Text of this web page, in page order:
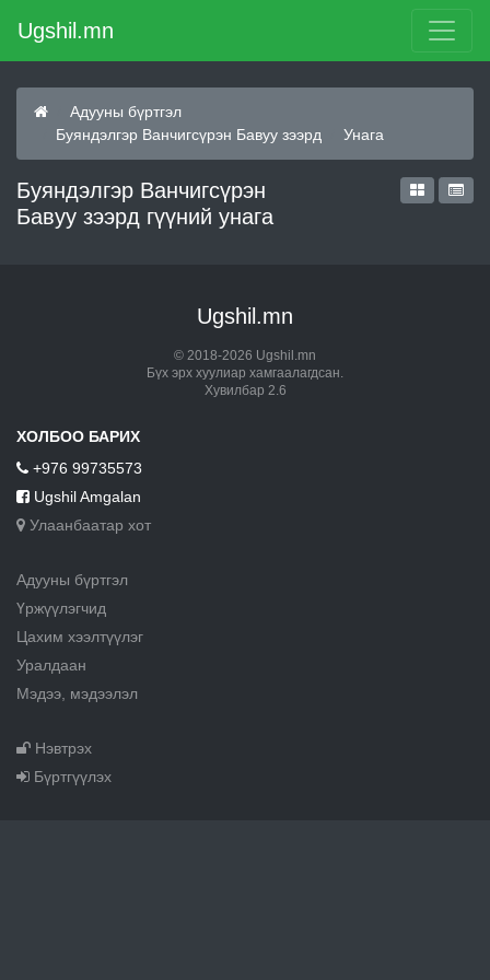
Ugshil.mn
Адууны бүртгэл
Буяндэлгэр Ванчигсүрэн Бавуу зээрд
Унага
Буяндэлгэр Ванчигсүрэн
Бавуу зээрд гүүний унага
Ugshil.mn
© 2018-2026 Ugshil.mn
Бүх эрх хуулиар хамгаалагдсан.
Хувилбар 2.6
ХОЛБОО БАРИХ
+976 99735573
Ugshil Amgalan
Улаанбаатар хот
Адууны бүртгэл
Үржүүлэгчид
Цахим хээлтүүлэг
Уралдаан
Мэдээ, мэдээлэл
Нэвтрэх
Бүртгүүлэх